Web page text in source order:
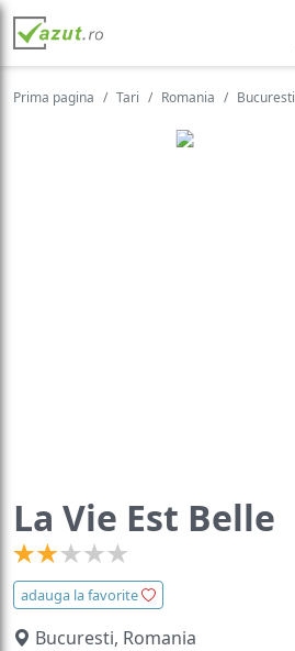
Prima pagina Tari Romania Bucuresti
La Vie Est Belle
adauga la favorite
Bucuresti, Romania